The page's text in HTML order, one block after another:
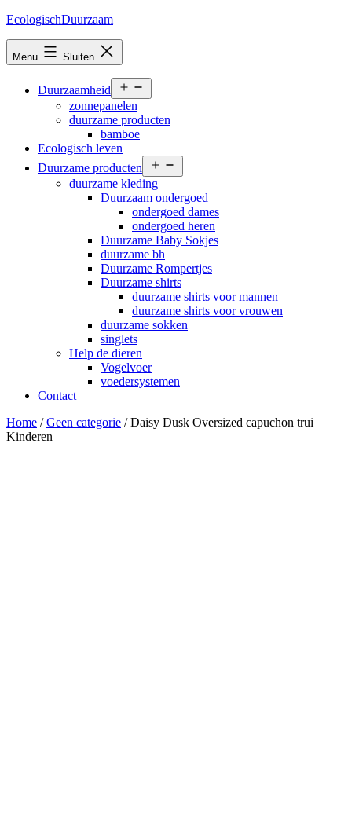
Ga
inhoud
EcologischDuurzaam
Menu Sluiten
Duurzaamheid
menu
zonnepanelen
duurzame producten
bamboe
Ecologisch leven
Duurzame producten
menu
duurzame kleding
Duurzaam ondergoed
ondergoed dames
ondergoed heren
Duurzame Baby Sokjes
duurzame bh
Duurzame Rompertjes
Duurzame shirts
duurzame shirts voor mannen
duurzame shirts voor vrouwen
duurzame sokken
singlets
Help de dieren
Vogelvoer
voedersystemen
Contact
Home /Geen categorie / Daisy Dusk Oversized capuchon trui
Kinderen